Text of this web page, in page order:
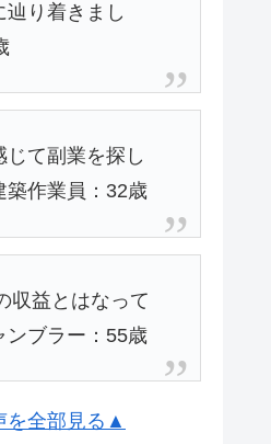
辿り着きまし
て副業を探し
築作業員：32歳
収益とはなって
ブラー：55歳
を全部見る▲